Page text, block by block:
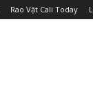
Rao Vặt Cali Today